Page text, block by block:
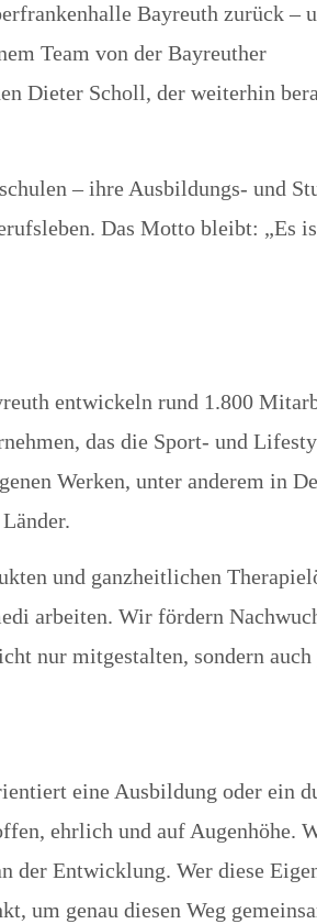
Bayreuth zurück –
Team von der Bayreuther
Dieter Scholl, der weiterhin
– ihre Ausbildungs- und
Das Motto bleibt: „Es
entwickeln rund 1.800
das die Sport- und
Werken, unter anderem in
und ganzheitlichen
arbeiten. Wir fördern
nur mitgestalten, sondern
eine Ausbildung oder ein
ehrlich und auf Augenhöhe.
der Entwicklung. Wer diese
um genau diesen Weg